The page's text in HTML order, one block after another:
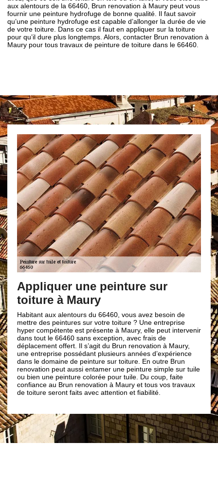
aux alentours de la 66460, Brun renovation à Maury peut vous
fournir une peinture hydrofuge de bonne qualité. Il faut savoir
qu’une peinture hydrofuge est capable d’allonger la durée de vie
de votre toiture. Dans ce cas il faut en appliquer sur la toiture
pour qu’il dure plus longtemps. Alors, contacter Brun renovation à
Maury pour tous travaux de peinture de toiture dans le 66460.
Appliquer une peinture sur
toiture à Maury
Habitant aux alentours du 66460, vous avez besoin de
mettre des peintures sur votre toiture ? Une entreprise
hyper compétente est présente à Maury, elle peut intervenir
dans tout le 66460 sans exception, avec frais de
déplacement offert. Il s’agit du Brun renovation à Maury,
une entreprise possédant plusieurs années d’expérience
dans le domaine de peinture sur toiture. En outre Brun
renovation peut aussi entamer une peinture simple sur tuile
ou bien une peinture colorée pour tuile. Du coup, faite
confiance au Brun renovation à Maury et tous vos travaux
de toiture seront faits avec attention et fiabilité.